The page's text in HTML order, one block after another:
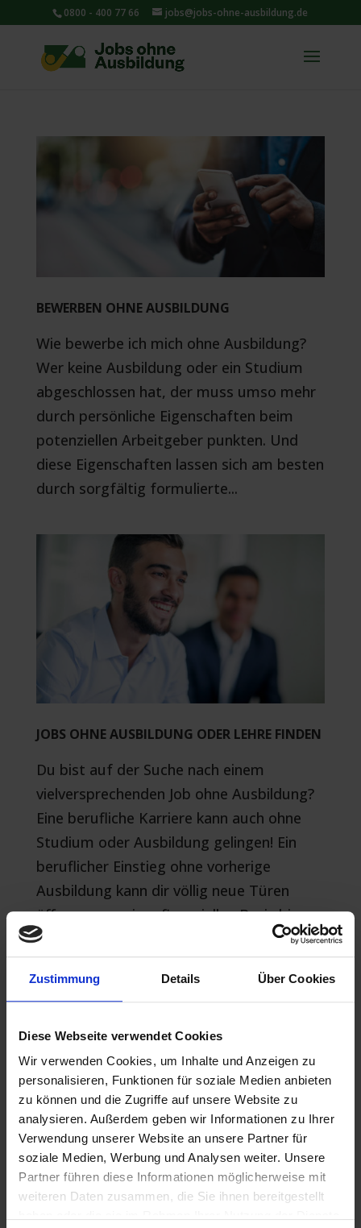
Zustimmung Details Über Cookies
Diese Webseite verwendet Cookies
Wir verwenden Cookies, um Inhalte und Anzeigen zu
personalisieren, Funktionen für soziale Medien anbieten
zu können und die Zugriffe auf unsere Website zu
analysieren. Außerdem geben wir Informationen zu Ihrer
Verwendung unserer Website an unsere Partner für
soziale Medien, Werbung und Analysen weiter. Unsere
Partner führen diese Informationen möglicherweise mit
weiteren Daten zusammen, die Sie ihnen bereitgestellt
0800 - 400 77 66 jobs@jobs-ohne-ausbildung.de
BEWERBEN OHNE AUSBILDUNG
Wie bewerbe ich mich ohne Ausbildung?
Wer keine Ausbildung oder ein Studium
abgeschlossen hat, der muss umso mehr
durch persönliche Eigenschaften beim
potenziellen Arbeitgeber punkten. Und
diese Eigenschaften lassen sich am besten
durch sorgfältig formulierte...
JOBS OHNE AUSBILDUNG ODER LEHRE FINDEN
Du bist auf der Suche nach einem
vielversprechenden Job ohne Ausbildung?
Eine berufliche Karriere kann auch ohne
Studium oder Ausbildung gelingen! Ein
beruflicher Einstieg ohne vorherige
Ausbildung kann dir völlig neue Türen
öffnen – von einer finanziellen Basis bis...
5 BEWERBUNGSTIPPS FÜR JOBS OHNE
AUSBILDUNG